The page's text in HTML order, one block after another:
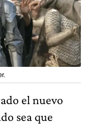
el nuevo
sea que